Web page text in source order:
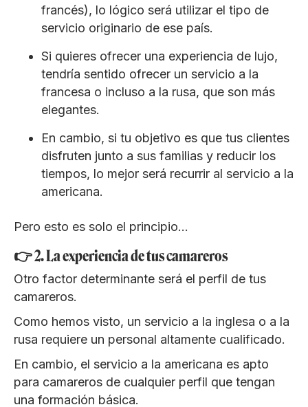
francés), lo lógico será utilizar el tipo de
servicio originario de ese país.
Si quieres ofrecer una experiencia de lujo,
tendría sentido ofrecer un servicio a la
francesa o incluso a la rusa, que son más
elegantes.
En cambio, si tu objetivo es que tus clientes
disfruten junto a sus familias y reducir los
tiempos, lo mejor será recurrir al servicio a la
americana.
Pero esto es solo el principio...
👉 2. La experiencia de tus camareros
Otro factor determinante será el perfil de tus
camareros.
Como hemos visto, un servicio a la inglesa o a la
rusa requiere un personal altamente cualificado.
En cambio, el servicio a la americana es apto
para camareros de cualquier perfil que tengan
una formación básica.